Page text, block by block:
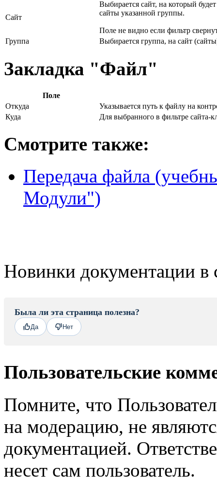
Сайт
Выбирается сайт, на который
сайты указанной группы.
Поле не видно если фильтр
Группа
Выбирается группа, на сайт
Закладка "Файл"
Поле
Откуда
Указывается путь к файлу на
Куда
Для выбранного в фильтре сайта-
Смотрите также:
Передача файла
Модули")
Новинки документации в
Была ли эта страница полезна?
Да Нет
Пользовательские
Помните, что
на модерацию, не
документацией.
несет сам пользователь.